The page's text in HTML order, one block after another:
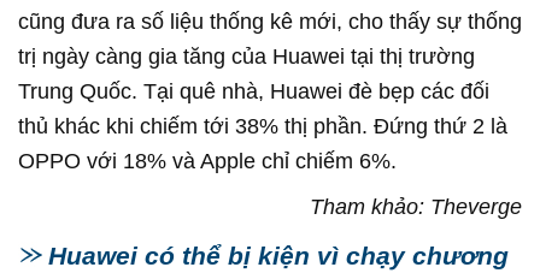
cũng đưa ra số liệu thống kê mới, cho thấy sự thống
trị ngày càng gia tăng của Huawei tại thị trường
Trung Quốc. Tại quê nhà, Huawei đè bẹp các đối
thủ khác khi chiếm tới 38% thị phần. Đứng thứ 2 là
OPPO với 18% và Apple chỉ chiếm 6%.
Tham khảo: Theverge
Huawei có thể bị kiện vì chạy chương